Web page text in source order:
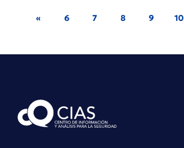
« 6 7 8 9 10